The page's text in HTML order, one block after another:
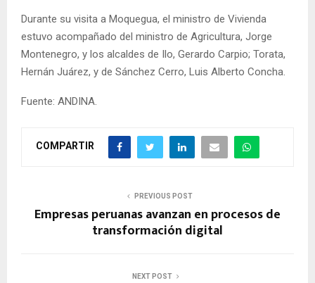
Durante su visita a Moquegua, el ministro de Vivienda
estuvo acompañado del ministro de Agricultura, Jorge
Montenegro, y los alcaldes de Ilo, Gerardo Carpio; Torata,
Hernán Juárez, y de Sánchez Cerro, Luis Alberto Concha.
Fuente: ANDINA.
COMPARTIR
PREVIOUS POST
Empresas peruanas avanzan en procesos de
transformación digital
NEXT POST